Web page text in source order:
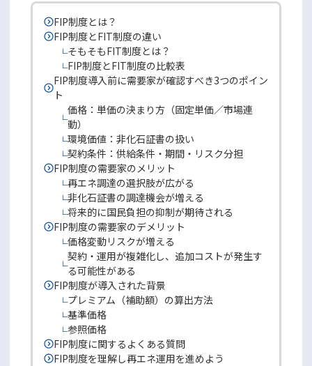
FIP制度とは？
FIP制度とFIT制度の違い
そもそもFIT制度とは？
FIP制度とFIT制度の比較表
FIP制度導入前に需要家が確認すべき3つのポイン
ト
価格：単価の決まり方（固定単価／市場連
動）
環境価値：非化石証書の扱い
契約条件：供給条件・期間・リスク分担
FIP制度の需要家のメリット
再エネ調達の選択肢が広がる
非化石証書の調達機会が増える
将来的に国民負担の抑制が期待される
FIP制度の需要家のデメリット
価格変動リスクが増える
契約・運用が複雑化し、追加コストが発生す
る可能性がある
FIP制度が導入された背景
プレミアム（補助額）の算出方法
基準価格
参照価格
FIP制度に関するよくある質問
FIP制度を理解し再エネ運用を進めよう